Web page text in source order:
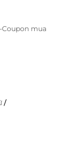
Coupon mua
/